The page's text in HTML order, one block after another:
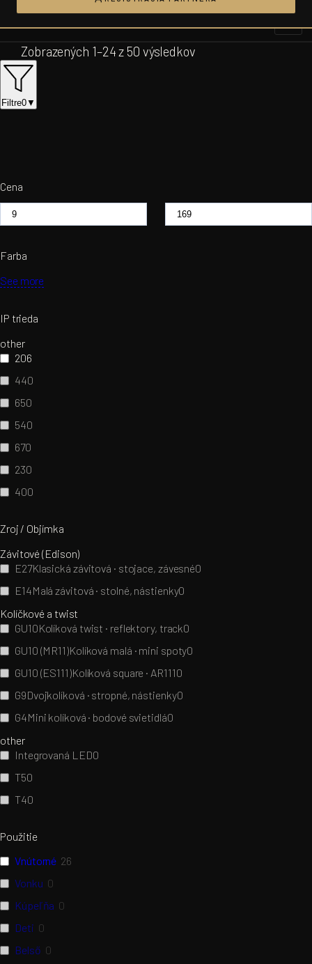
Prejsť
na
obsah
Zobrazených 1–24 z 50 výsledkov
Filtre0▼
Cena
Farba
See more
IP trieda
other
206
440
650
540
670
230
400
Zroj / Objímka
Závitové (Edison)
E27Klasická závitová · stojace, závesné0
E14Malá závitová · stolné, nástienky0
Kolíčkové a twist
GU10Kolíková twist · reflektory, track0
GU10 (MR11)Kolíková malá · mini spoty0
GU10 (ES111)Kolíková square · AR1110
G9Dvojkolíková · stropné, nástienky0
G4Mini kolíková · bodové svietidlá0
other
Integrovaná LED0
T50
T40
Použitie
Vnútorné 26
Vonku 0
Kúpeľňa 0
Deti 0
Belső 0